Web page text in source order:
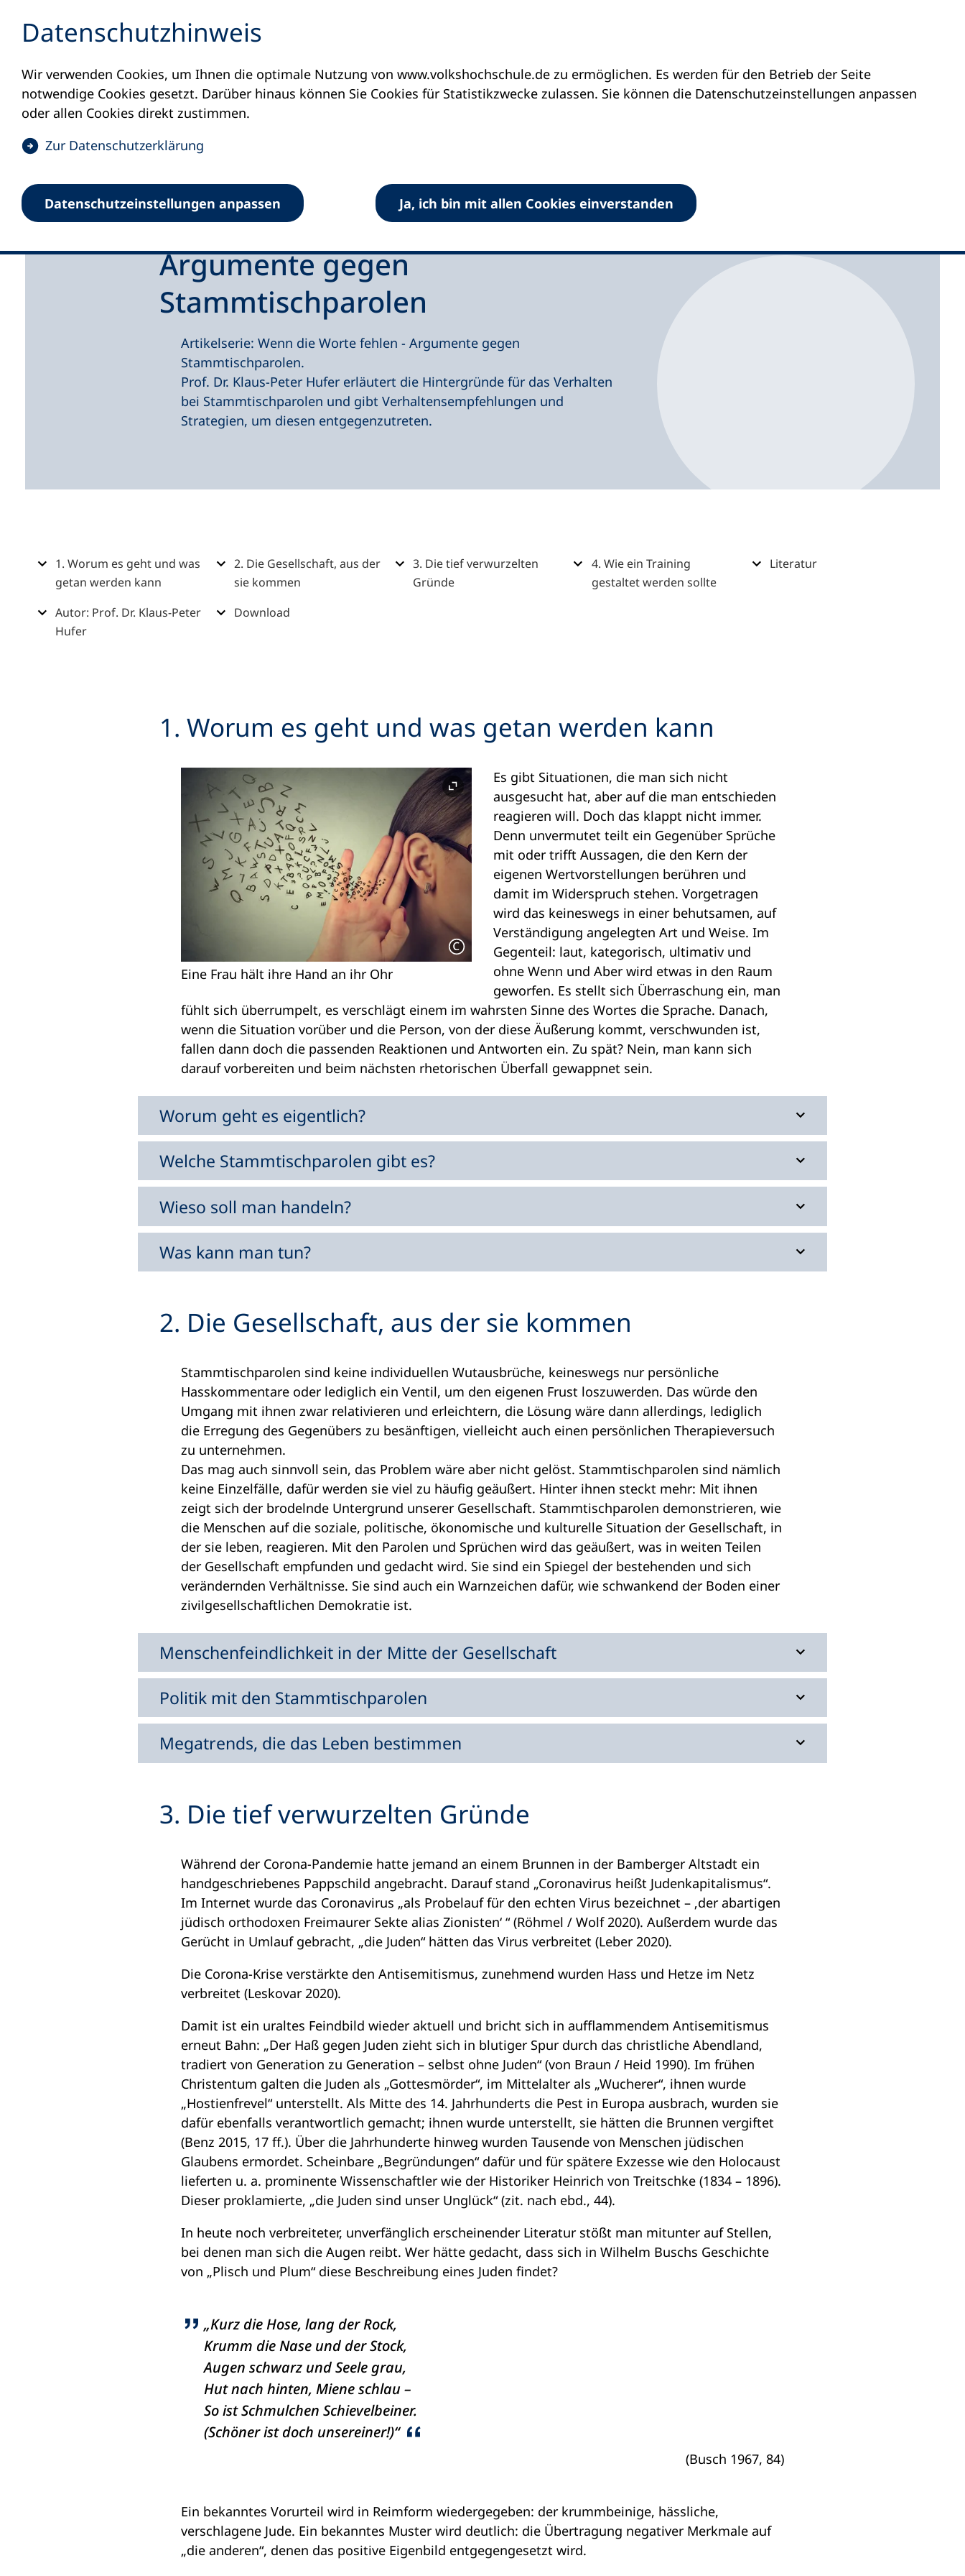
Datenschutz­hinweis
Wir verwenden Cookies, um Ihnen die optimale Nutzung von www.volkshochschule.de zu ermöglichen. Es werden für den Betrieb der Seite
notwendige Cookies gesetzt. Darüber hinaus können Sie Cookies für Statistikzwecke zulassen. Sie können die Datenschutz­einstellungen anpassen
oder allen Cookies direkt zustimmen.
Zur Datenschutz­erklärung
Datenschutz­einstellungen anpassen Ja, ich bin mit allen Cookies einverstanden
Startseite Materialien Argumente gegen Stammtischparolen
Argumente gegen
Stammtischparolen
Artikelserie: Wenn die Worte fehlen - Argumente gegen
Stammtischparolen.
Prof. Dr. Klaus-Peter Hufer erläutert die Hintergründe für das Verhalten
bei Stammtischparolen und gibt Verhaltensempfehlungen und
Strategien, um diesen entgegenzutreten.
Inhalt 1. Worum es geht und was
getan werden kann
2. Die Gesellschaft, aus der
sie kommen
3. Die tief verwurzelten
Gründe
4. Wie ein Training
gestaltet werden sollte
Literatur
Autor: Prof. Dr. Klaus-Peter
Hufer
Download
1. Worum es geht und was getan werden kann
Eine Frau hält ihre Hand an ihr Ohr
Es gibt Situationen, die man sich nicht
ausgesucht hat, aber auf die man entschieden
reagieren will. Doch das klappt nicht immer.
Denn unvermutet teilt ein Gegenüber Sprüche
mit oder trifft Aussagen, die den Kern der
eigenen Wertvorstellungen berühren und
damit im Widerspruch stehen. Vorgetragen
wird das keineswegs in einer behutsamen, auf
Verständigung angelegten Art und Weise. Im
Gegenteil: laut, kategorisch, ultimativ und
ohne Wenn und Aber wird etwas in den Raum
geworfen. Es stellt sich Überraschung ein, man
fühlt sich überrumpelt, es verschlägt einem im wahrsten Sinne des Wortes die Sprache. Danach,
wenn die Situation vorüber und die Person, von der diese Äußerung kommt, verschwunden ist,
fallen dann doch die passenden Reaktionen und Antworten ein. Zu spät? Nein, man kann sich
darauf vorbereiten und beim nächsten rhetorischen Überfall gewappnet sein.
Worum geht es eigentlich?
Welche Stammtischparolen gibt es?
Wieso soll man handeln?
Was kann man tun?
2. Die Gesellschaft, aus der sie kommen
Stammtischparolen sind keine individuellen Wutausbrüche, keineswegs nur persönliche
Hasskommentare oder lediglich ein Ventil, um den eigenen Frust loszuwerden. Das würde den
Umgang mit ihnen zwar relativieren und erleichtern, die Lösung wäre dann allerdings, lediglich
die Erregung des Gegenübers zu besänftigen, vielleicht auch einen persönlichen Therapieversuch
zu unternehmen.
Das mag auch sinnvoll sein, das Problem wäre aber nicht gelöst. Stammtischparolen sind nämlich
keine Einzelfälle, dafür werden sie viel zu häufig geäußert. Hinter ihnen steckt mehr: Mit ihnen
zeigt sich der brodelnde Untergrund unserer Gesellschaft. Stammtischparolen demonstrieren, wie
die Menschen auf die soziale, politische, ökonomische und kulturelle Situation der Gesellschaft, in
der sie leben, reagieren. Mit den Parolen und Sprüchen wird das geäußert, was in weiten Teilen
der Gesellschaft empfunden und gedacht wird. Sie sind ein Spiegel der bestehenden und sich
verändernden Verhältnisse. Sie sind auch ein Warnzeichen dafür, wie schwankend der Boden einer
zivilgesellschaftlichen Demokratie ist.
Menschenfeindlichkeit in der Mitte der Gesellschaft
Politik mit den Stammtischparolen
Megatrends, die das Leben bestimmen
3. Die tief verwurzelten Gründe
Während der Corona-Pandemie hatte jemand an einem Brunnen in der Bamberger Altstadt ein
handgeschriebenes Pappschild angebracht. Darauf stand „Coronavirus heißt Judenkapitalismus“.
Im Internet wurde das Coronavirus „als Probelauf für den echten Virus bezeichnet – ‚der abartigen
jüdisch orthodoxen Freimaurer Sekte alias Zionisten‘ “ (Röhmel / Wolf 2020). Außerdem wurde das
Gerücht in Umlauf gebracht, „die Juden“ hätten das Virus verbreitet (Leber 2020).
Die Corona-Krise verstärkte den Antisemitismus, zunehmend wurden Hass und Hetze im Netz
verbreitet (Leskovar 2020).
Damit ist ein uraltes Feindbild wieder aktuell und bricht sich in aufflammendem Antisemitismus
erneut Bahn: „Der Haß gegen Juden zieht sich in blutiger Spur durch das christliche Abendland,
tradiert von Generation zu Generation – selbst ohne Juden“ (von Braun / Heid 1990). Im frühen
Christentum galten die Juden als „Gottesmörder“, im Mittelalter als „Wucherer“, ihnen wurde
„Hostienfrevel“ unterstellt. Als Mitte des 14. Jahrhunderts die Pest in Europa ausbrach, wurden sie
dafür ebenfalls verantwortlich gemacht; ihnen wurde unterstellt, sie hätten die Brunnen vergiftet
(Benz 2015, 17 ff.). Über die Jahrhunderte hinweg wurden Tausende von Menschen jüdischen
Glaubens ermordet. Scheinbare „Begründungen“ dafür und für spätere Exzesse wie den Holocaust
lieferten u. a. prominente Wissenschaftler wie der Historiker Heinrich von Treitschke (1834 – 1896).
Dieser proklamierte, „die Juden sind unser Unglück“ (zit. nach ebd., 44).
In heute noch verbreiteter, unverfänglich erscheinender Literatur stößt man mitunter auf Stellen,
bei denen man sich die Augen reibt. Wer hätte gedacht, dass sich in Wilhelm Buschs Geschichte
von „Plisch und Plum“ diese Beschreibung eines Juden findet?
„Kurz die Hose, lang der Rock,
Krumm die Nase und der Stock,
Augen schwarz und Seele grau,
Hut nach hinten, Miene schlau –
So ist Schmulchen Schievelbeiner.
(Schöner ist doch unsereiner!)“
(Busch 1967, 84)
Ein bekanntes Vorurteil wird in Reimform wiedergegeben: der krummbeinige, hässliche,
verschlagene Jude. Ein bekanntes Muster wird deutlich: die Übertragung negativer Merkmale auf
„die anderen“, denen das positive Eigenbild entgegengesetzt wird.